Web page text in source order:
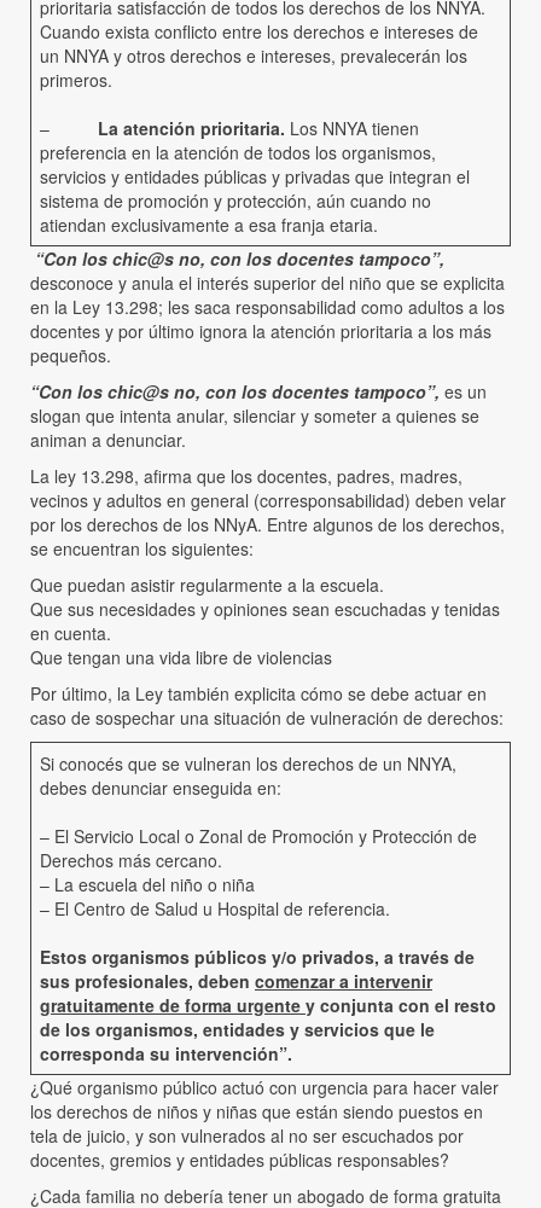
prioritaria satisfacción de todos los derechos de los NNYA.
Cuando exista conflicto entre los derechos e intereses de
un NNYA y otros derechos e intereses, prevalecerán los
primeros.
– La atención prioritaria. Los NNYA tienen
preferencia en la atención de todos los organismos,
servicios y entidades públicas y privadas que integran el
sistema de promoción y protección, aún cuando no
atiendan exclusivamente a esa franja etaria.
“Con los chic@s no, con los docentes tampoco”,
desconoce y anula el interés superior del niño que se explicita
en la Ley 13.298; les saca responsabilidad como adultos a los
docentes y por último ignora la atención prioritaria a los más
pequeños.
“Con los chic@s no, con los docentes tampoco”, es un
slogan que intenta anular, silenciar y someter a quienes se
animan a denunciar.
La ley 13.298, afirma que los docentes, padres, madres,
vecinos y adultos en general (corresponsabilidad) deben velar
por los derechos de los NNyA. Entre algunos de los derechos,
se encuentran los siguientes:
Que puedan asistir regularmente a la escuela.
Que sus necesidades y opiniones sean escuchadas y tenidas
en cuenta.
Que tengan una vida libre de violencias
Por último, la Ley también explicita cómo se debe actuar en
caso de sospechar una situación de vulneración de derechos:
Si conocés que se vulneran los derechos de un NNYA,
debes denunciar enseguida en:
– El Servicio Local o Zonal de Promoción y Protección de
Derechos más cercano.
– La escuela del niño o niña
– El Centro de Salud u Hospital de referencia.
Estos organismos públicos y/o privados, a través de
sus profesionales, deben comenzar a intervenir
gratuitamente de forma urgente y conjunta con el resto
de los organismos, entidades y servicios que le
corresponda su intervención”.
¿Qué organismo público actuó con urgencia para hacer valer
los derechos de niños y niñas que están siendo puestos en
tela de juicio, y son vulnerados al no ser escuchados por
docentes, gremios y entidades públicas responsables?
¿Cada familia no debería tener un abogado de forma gratuita